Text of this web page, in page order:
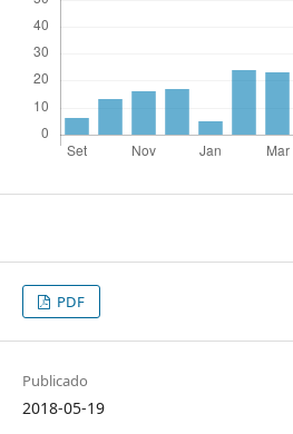
PDF
Publicado
2018-05-19